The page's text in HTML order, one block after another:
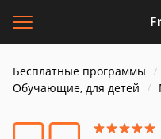
Бесплатные программы
Обучающие, для детей